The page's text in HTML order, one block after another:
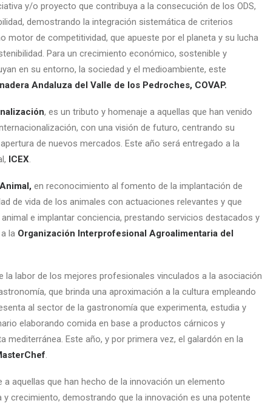
y/o proyecto que contribuya a la consecución de los ODS,
demostrando la integración sistemática de criterios
de competitividad, que apueste por el planeta y su lucha
Para un crecimiento económico, sostenible y
en su entorno, la sociedad y el medioambiente, este
Andaluza del Valle de los Pedroches, COVAP.
, es un tributo y homenaje a aquellas que han venido
con una visión de futuro, centrando su
de nuevos mercados. Este año será entregado a la
ICEX.
en reconocimiento al fomento de la implantación de
de vida de los animales con actuaciones relevantes y que
e implantar conciencia, prestando servicios destacados y
la Organización Interprofesional Agroalimentaria del
la labor de los mejores profesionales vinculados a la asociación
que brinda una aproximación a la cultura empleando
al sector de la gastronomía que experimenta, estudia y
elaborando comida en base a productos cárnicos y
mediterránea. Este año, y por primera vez, el galardón en la
.
a aquellas que han hecho de la innovación un elemento
crecimiento, demostrando que la innovación es una potente